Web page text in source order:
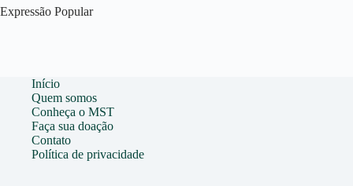
Expressão Popular
Início
Quem somos
Conheça o MST
Faça sua doação
Contato
Política de privacidade